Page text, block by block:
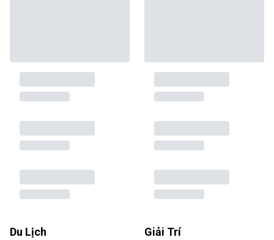
Du Lịch Giải Trí